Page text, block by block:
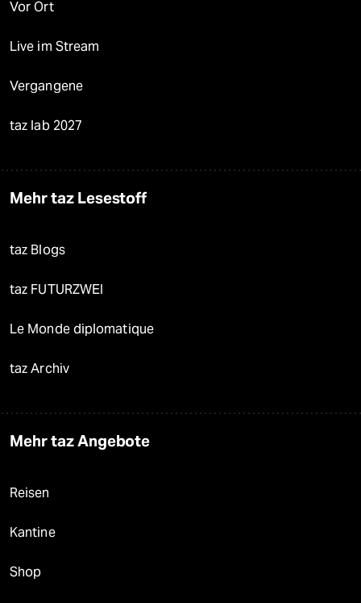
Vor Ort
Live im Stream
Vergangene
taz lab 2027
Mehr taz Lesestoff
taz Blogs
taz FUTURZWEI
Le Monde diplomatique
taz Archiv
Mehr taz Angebote
Reisen
Kantine
Shop